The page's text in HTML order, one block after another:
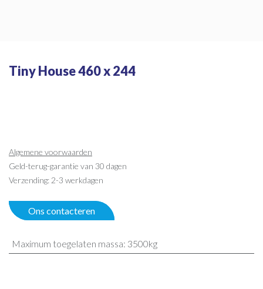
Tiny House 460 x 244
Algemene voorwaarden
Geld-terug-garantie van 30 dagen
Verzending: 2-3 werkdagen
Ons contacteren
Maximum toegelaten massa: 3500kg